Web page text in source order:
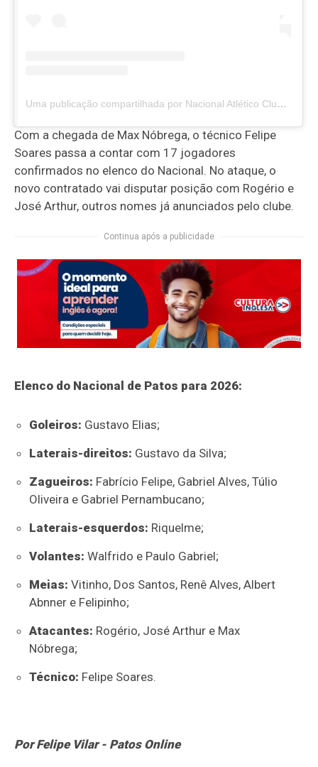
Uma publicação compartilhada por Nacional Atlético Clube (@nacionaldepatosoficial)
Com a chegada de Max Nóbrega, o técnico Felipe
Soares passa a contar com 17 jogadores
confirmados no elenco do Nacional. No ataque, o
novo contratado vai disputar posição com Rogério e
José Arthur, outros nomes já anunciados pelo clube.
Continua após a publicidade
Elenco do Nacional de Patos para 2026:
Goleiros: Gustavo Elias;
Laterais-direitos: Gustavo da Silva;
Zagueiros: Fabrício Felipe, Gabriel Alves, Túlio
Oliveira e Gabriel Pernambucano;
Laterais-esquerdos: Riquelme;
Volantes: Walfrido e Paulo Gabriel;
Meias: Vitinho, Dos Santos, Renê Alves, Albert
Abnner e Felipinho;
Atacantes: Rogério, José Arthur e Max
Nóbrega;
Técnico: Felipe Soares.
Por Felipe Vilar - Patos Online